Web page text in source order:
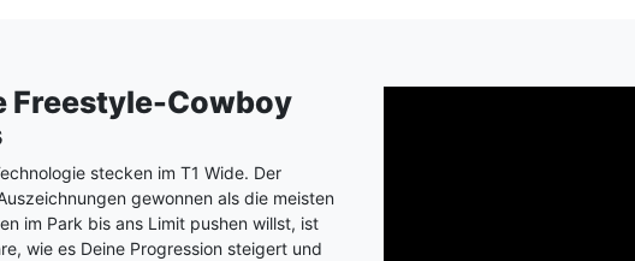
Freestyle-Cowboy
stecken im T1 Wide. Der
gewonnen als die meisten
im Park bis ans Limit pushen willst, ist
wie es Deine Progression steigert und